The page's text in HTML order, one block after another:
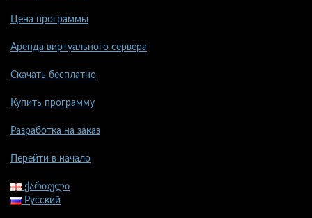
Цена программы
Аренда виртуального сервера
Скачать бесплатно
Купить программу
Разработка на заказ
Перейти в начало
ქართული
Русский